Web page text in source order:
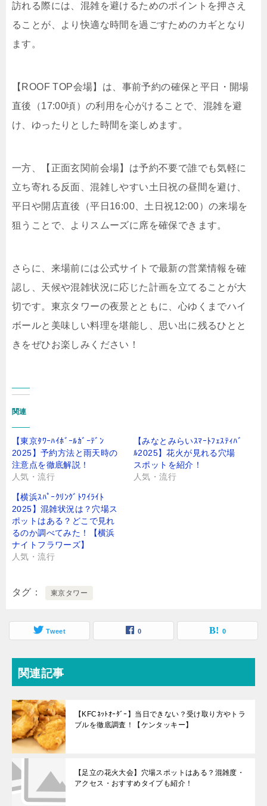
訪れる際には、混雑を避けるためのポイントを押さえ
ることが、より快適な時間を過ごすためのカギとなり
ます。
【ROOF TOP会場】は、事前予約の確保と平日・開場
直後（17:00頃）の利用を心がけることで、混雑を避
け、ゆったりとした時間を楽しめます。
一方、【正面玄関前会場】は予約不要で誰でも気軽に
立ち寄れる反面、混雑しやすい土日祝の昼間を避け、
平日や開店直後（平日16:00、土日祝12:00）の来場を
狙うことで、よりスムーズに席を確保できます。
さらに、来場前には公式サイトで最新の営業情報を確
認し、天候や混雑状況に応じた計画を立てることが大
切です。東京タワーの夜景とともに、心ゆくまでハイ
ボールと美味しい料理を堪能し、思い出に残るひとと
きをぜひお楽しみください！
関連
【東京ﾀﾜｰﾊｲﾎﾞｰﾙｶﾞｰﾃﾞﾝ
2025】予約方法と雨天時の
注意点を徹底解説！
人気・流行
【みなとみらいｽﾏｰﾄﾌｪｽﾃｨﾊﾞ
ﾙ2025】花火が見れる穴場
スポットを紹介！
人気・流行
【横浜ｽﾊﾟｰｸﾘﾝｸﾞﾄﾜｲﾗｲﾄ
2025】混雑状況は？穴場ス
ポットはある？どこで見れ
るのか調べてみた！【横浜
ナイトフラワーズ】
人気・流行
タグ 東京タワー
Tweet 0 0
関連記事
【KFCﾈｯﾄｵｰﾀﾞｰ】当日できない？受け取り方やトラ
ブルを徹底調査！【ケンタッキー】
【足立の花火大会】穴場スポットはある？混雑度・
アクセス・おすすめタイプも紹介！